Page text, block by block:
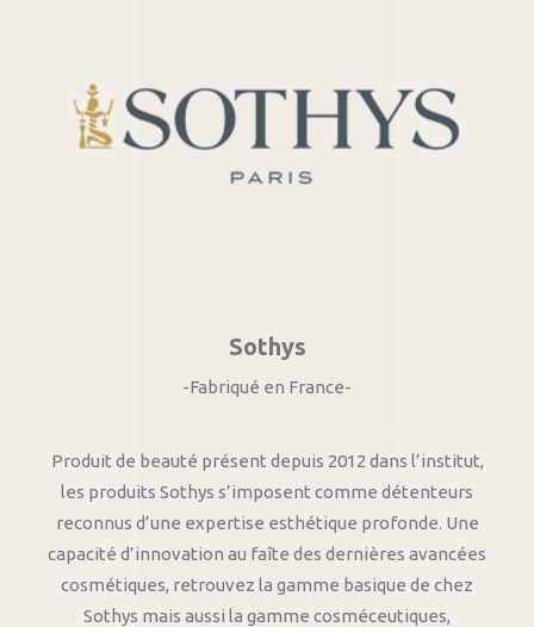
Sothys
-Fabriqué en France-
Produit de beauté présent depuis 2012 dans l’institut,
les produits Sothys s’imposent comme détenteurs
reconnus d’une expertise esthétique profonde. Une
capacité d’innovation au faîte des dernières avancées
cosmétiques, retrouvez la gamme basique de chez
Sothys mais aussi la gamme cosméceutiques,